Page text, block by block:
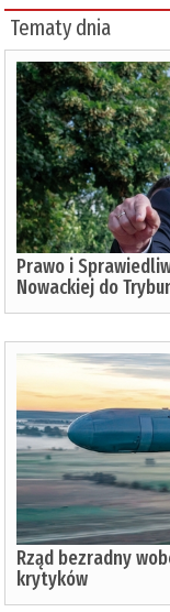
Tematy dnia
Prawo i
Nowackiej do
Rząd bezradny
krytyków